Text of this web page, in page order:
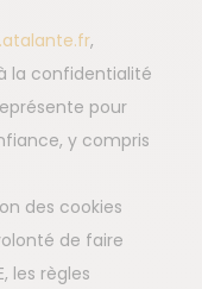
,
la confidentialité
pour
y compris
des cookies
de faire
les règles